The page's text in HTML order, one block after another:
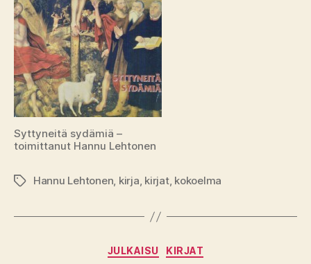
Syttyneitä sydämiä –
toimittanut Hannu Lehtonen
Avainsanat
Hannu Lehtonen, kirja, kirjat, kokoelma
Kategoriat
JULKAISU KIRJAT